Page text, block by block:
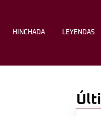
CLUB STAFF
HINCHADA LEYENDAS